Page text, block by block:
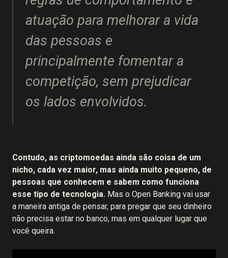
atuação para melhorar a vida
das pessoas e
principalmente fomentar a
competição, sem prejudicar
os lados envolvidos.
Contudo, as criptomoedas ainda são coisa de um
nicho, cada vez maior, mas ainda muito pequeno, de
pessoas que conhecem e sabem como funciona
esse tipo de tecnologia. Mas o Open Banking vai usar
a maneira antiga de pensar, para pregar que seu dinheiro
não precisa estar no banco, mas em qualquer lugar que
você queira.